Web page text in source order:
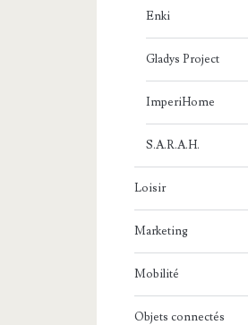
Enki
Gladys Project
ImperiHome
S.A.R.A.H.
Loisir
Marketing
Mobilité
Objets connectés